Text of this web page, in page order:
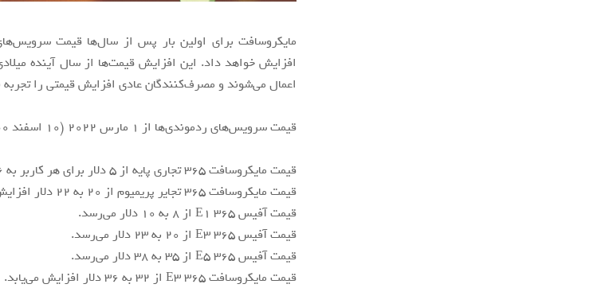
افزایش خواهد داد. این افزایش قیمت‌ها از سال آینده
اعمال می‌شوند و مصرف‌کنندگان عادی افزایش قیمتی را تجربه
قیمت سرویس‌های ردموندی‌ها از ۱ مارس ۲۰۲۲ (۱۰ اسفند ۱۴۰۰) به شکل زیر تغییر می‌کند:
قیمت مایکروسافت ۳۶۵ تجاری پایه از ۵ دلار برای هر کاربر به ۶ دلار افزایش می‌یابد.
قیمت مایکروسافت ۳۶۵ تجایر پریمیوم از ۲۰ به ۲۲ دلار افزایش پیدا می‌کند.
قیمت آفیس ۳۶۵ E1 از ۸ به ۱۰ دلار می‌رسد.
قیمت آفیس ۳۶۵ E3 از ۲۰ به ۲۳ دلار می‌رسد.
قیمت آفیس ۳۶۵ E5 از ۳۵ به ۳۸ دلار می‌رسد.
قیمت مایکروسافت ۳۶۵ E3 از ۳۲ به ۳۶ دلار افزایش می‌یابد.